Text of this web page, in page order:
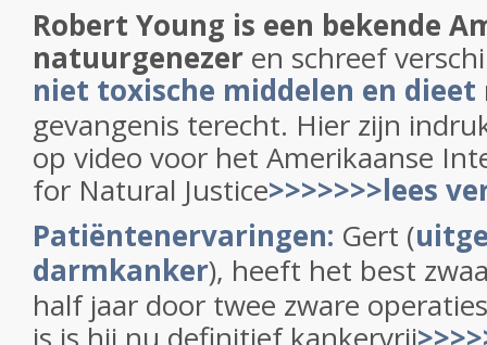
Robert Young is een bekende
natuurgenezer en schreef
niet toxische middelen en dieet
gevangenis terecht. Hier zijn
op video voor het Amerikaanse
for Natural Justice>>>>>>>lees
Patiëntenervaringen: Gert (
darmkanker), heeft het best
half jaar door twee zware